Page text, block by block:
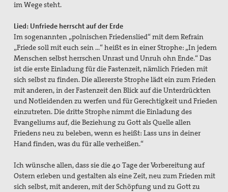
im Wege steht.
Lied: Unfriede herrscht auf der Erde
Im sogenannten „polnischen Friedenslied“ mit dem Refrain
„Friede soll mit euch sein …“ heißt es in einer Strophe: „In jedem
Menschen selbst herrschen Unrast und Unruh ohn Ende.“ Das
ist die erste Einladung für die Fastenzeit, nämlich Frieden mit
sich selbst zu finden. Die allererste Strophe lädt ein zum Frieden
mit anderen, in der Fastenzeit den Blick auf die Unterdrückten
und Notleidenden zu werfen und für Gerechtigkeit und Frieden
einzutreten. Die dritte Strophe nimmt die Einladung des
Evangeliums auf, die Beziehung zu Gott als Quelle allen
Friedens neu zu beleben, wenn es heißt: Lass uns in deiner
Hand finden, was du für alle verheißen.“
Ich wünsche allen, dass sie die 40 Tage der Vorbereitung auf
Ostern erleben und gestalten als eine Zeit, neu zum Frieden mit
sich selbst, mit anderen, mit der Schöpfung und zu Gott zu